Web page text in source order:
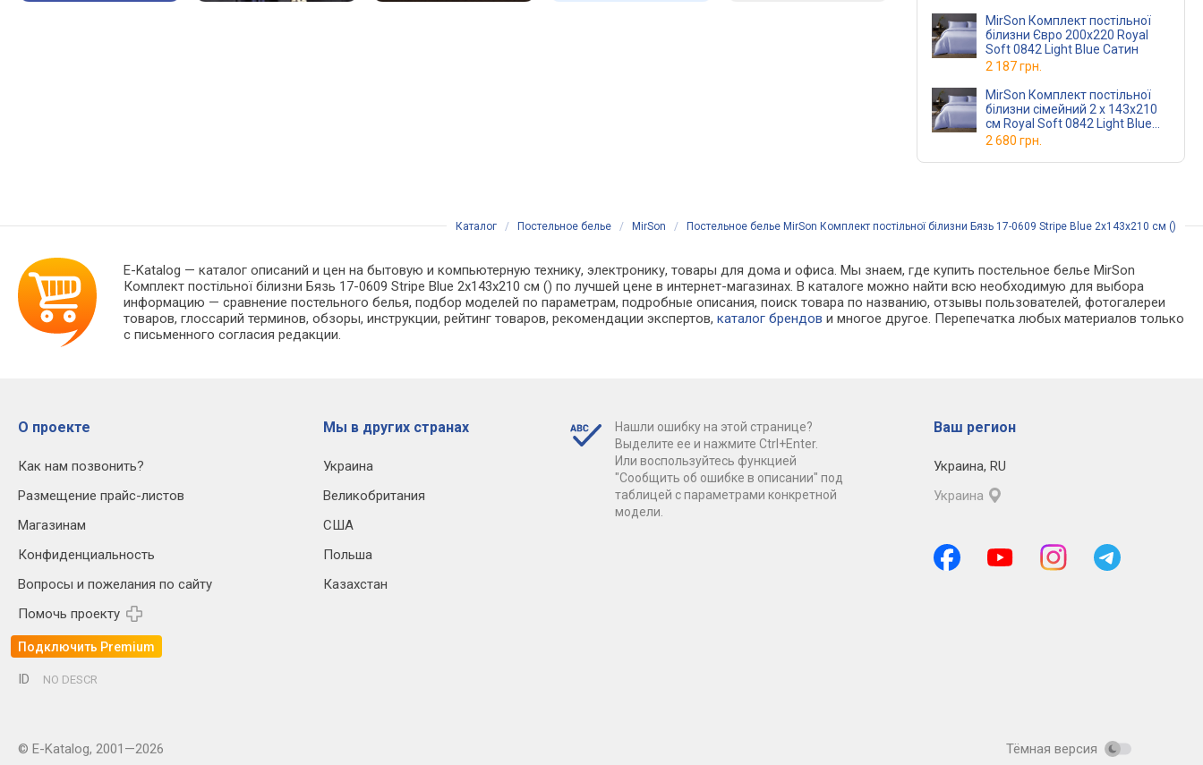
MirSon Комплект постільної
білизни Євро 200х220 Royal
Soft 0842 Light Blue Сатин
2 187 грн.
MirSon Комплект постільної
білизни сімейний 2 x 143x210
см Royal Soft 0842 Light Blue
сатин
2 680 грн.
Каталог / Постельное белье / MirSon / Постельное белье MirSon Комплект постільної білизни Бязь 17-0609 Stripe Blue 2х143х210 см ()
E-Katalog — каталог описаний и цен на бытовую и компьютерную технику, электронику, товары для дома и офиса. Мы знаем, где купить постельное белье MirSon
Комплект постільної білизни Бязь 17-0609 Stripe Blue 2х143х210 см () по лучшей цене в интернет-магазинах. В каталоге можно найти всю необходимую для выбора
информацию — сравнение постельного белья, подбор моделей по параметрам, подробные описания, поиск товара по названию, отзывы пользователей, фотогалереи
товаров, глоссарий терминов, обзоры, инструкции, рейтинг товаров, рекомендации экспертов,каталог брендов и многое другое. Перепечатка любых материалов только
с письменного согласия редакции.
О проекте
Как нам позвонить?
Размещение прайс-листов
Магазинам
Конфиденциальность
Вопросы и пожелания по сайту
Помочь проекту
Подключить Premium
Мы в других странах
Украина
Великобритания
США
Польша
Казахстан
Нашли ошибку на этой странице?
Выделите ее и нажмите Ctrl+Enter.
Или воспользуйтесь функцией
"Сообщить об ошибке в описании" под
таблицей с параметрами конкретной
модели.
Ваш регион
Украина, RU
Украина
ID NO DESCR
© E-Katalog, 2001—2026 Тёмная версия